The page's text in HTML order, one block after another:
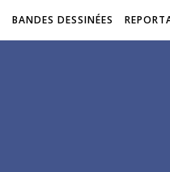
BANDES DESSINÉES